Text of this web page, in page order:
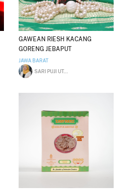
GAWEAN RIESH KACANG
GORENG JEBAPUT
JAWA BARAT
SARI PUJI UTAMI